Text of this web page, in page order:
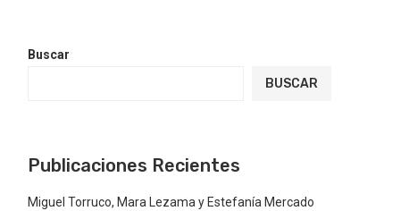
Buscar
BUSCAR
Publicaciones Recientes
Miguel Torruco, Mara Lezama y Estefanía Mercado